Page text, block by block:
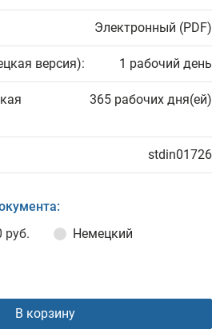
Электронный (PDF)
версия): 1 рабочий день
365 рабочих дня(ей)
stdin01726
руб. Немецкий
В корзину